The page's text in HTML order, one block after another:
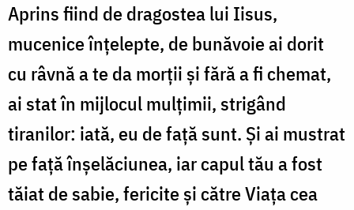
Aprins fiind de dragostea lui Iisus,
mucenice înţelepte, de bunăvoie ai dorit
cu râvnă a te da morţii şi fără a fi chemat,
ai stat în mijlocul mulţimii, strigând
tiranilor: iată, eu de faţă sunt. Şi ai mustrat
pe faţă înşelăciunea, iar capul tău a fost
tăiat de sabie, fericite şi către Viaţa cea